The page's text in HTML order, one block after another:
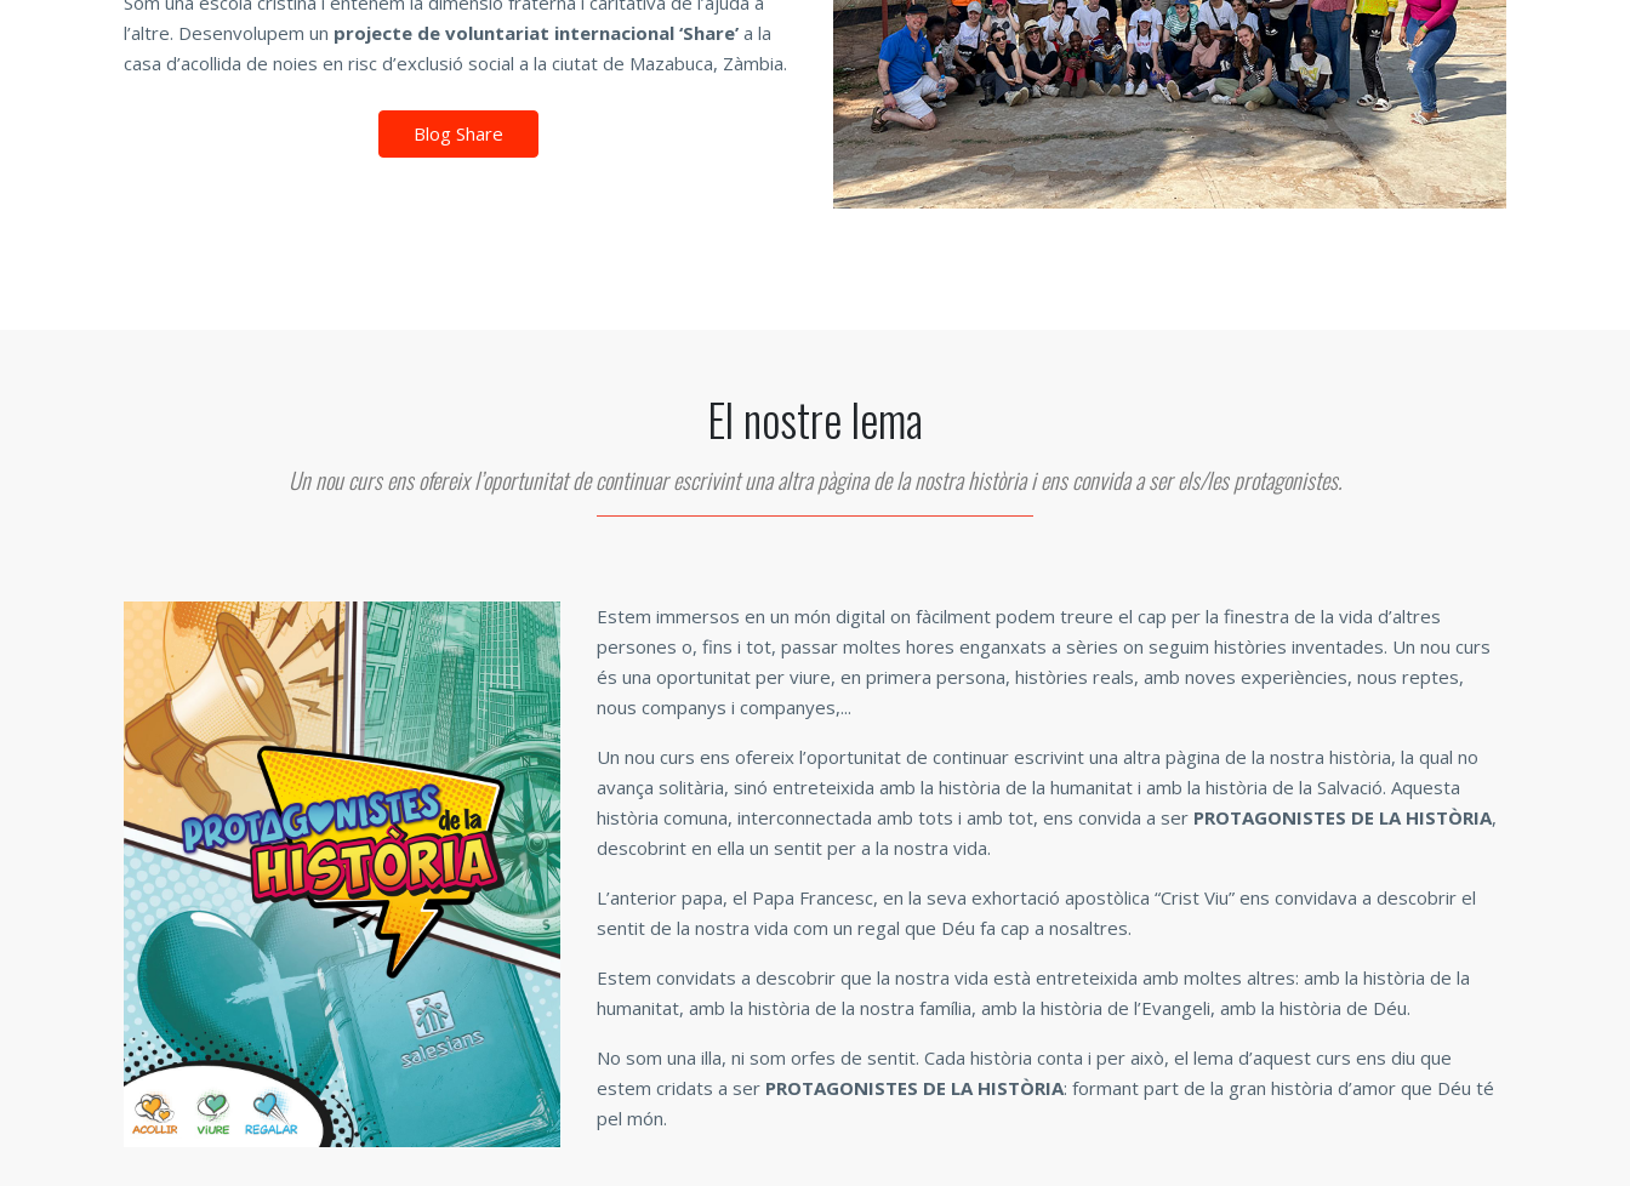
l’altre. Desenvolupem un projecte de voluntariat internacional ‘Share’ a la
casa d’acollida de noies en risc d’exclusió social a la ciutat de Mazabuca, Zàmbia.
Blog Share
El nostre lema
Un nou curs ens ofereix l’oportunitat de continuar escrivint una altra pàgina de la nostra història i ens convida a ser els/les protagonistes.
Estem immersos en un món digital on fàcilment podem treure el cap per la finestra de la vida d’altres
persones o, fins i tot, passar moltes hores enganxats a sèries on seguim històries inventades. Un nou curs
és una oportunitat per viure, en primera persona, històries reals, amb noves experiències, nous reptes,
nous companys i companyes,...
Un nou curs ens ofereix l’oportunitat de continuar escrivint una altra pàgina de la nostra història, la qual no
avança solitària, sinó entreteixida amb la història de la humanitat i amb la història de la Salvació. Aquesta
història comuna, interconnectada amb tots i amb tot, ens convida a ser PROTAGONISTES DE LA HISTÒRIA,
descobrint en ella un sentit per a la nostra vida.
L’anterior papa, el Papa Francesc, en la seva exhortació apostòlica “Crist Viu” ens convidava a descobrir el
sentit de la nostra vida com un regal que Déu fa cap a nosaltres.
Estem convidats a descobrir que la nostra vida està entreteixida amb moltes altres: amb la història de la
humanitat, amb la història de la nostra família, amb la història de l’Evangeli, amb la història de Déu.
No som una illa, ni som orfes de sentit. Cada història conta i per això, el lema d’aquest curs ens diu que
estem cridats a ser PROTAGONISTES DE LA HISTÒRIA: formant part de la gran història d’amor que Déu té
pel món.